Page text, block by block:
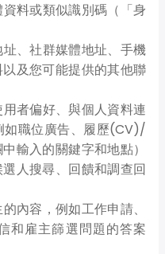
料或類似識別碼（「身
、社群媒體地址、手機
及您可能提供的其他聯
者偏好、與個人資料連
如職位廣告、履歷(CV)/
輸入的關鍵字和地點）
人搜尋、回饋和調查回
內容，例如工作申請、
和雇主篩選問題的答案